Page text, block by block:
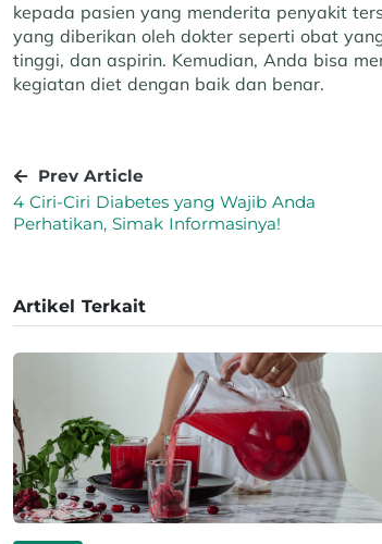
kepada pasien yang menderita penyakit
yang diberikan oleh dokter seperti obat
tinggi, dan aspirin. Kemudian, Anda bisa
kegiatan diet dengan baik dan benar.
Prev Article
4 Ciri-Ciri Diabetes yang Wajib Anda
Perhatikan, Simak Informasinya!
Artikel Terkait